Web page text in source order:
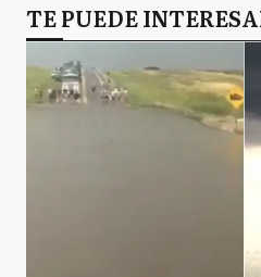
TE PUEDE